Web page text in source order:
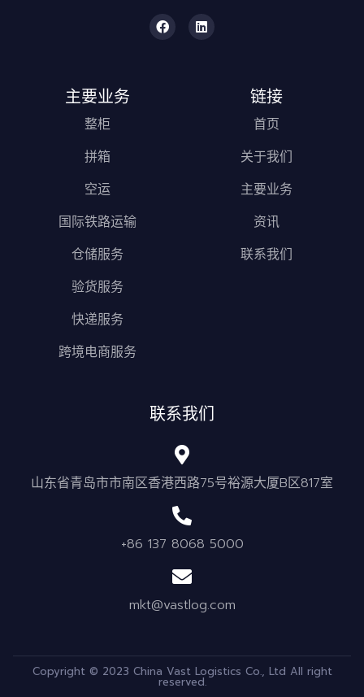
主要业务
整柜
拼箱
空运
国际铁路运输
仓储服务
验货服务
快递服务
跨境电商服务
链接
首页
关于我们
主要业务
资讯
联系我们
联系我们
山东省青岛市市南区香港西路75号裕源大厦B区817室
+86 137 8068 5000
mkt@vastlog.com
Copyright © 2023 China Vast Logistics Co., Ltd All right
reserved.